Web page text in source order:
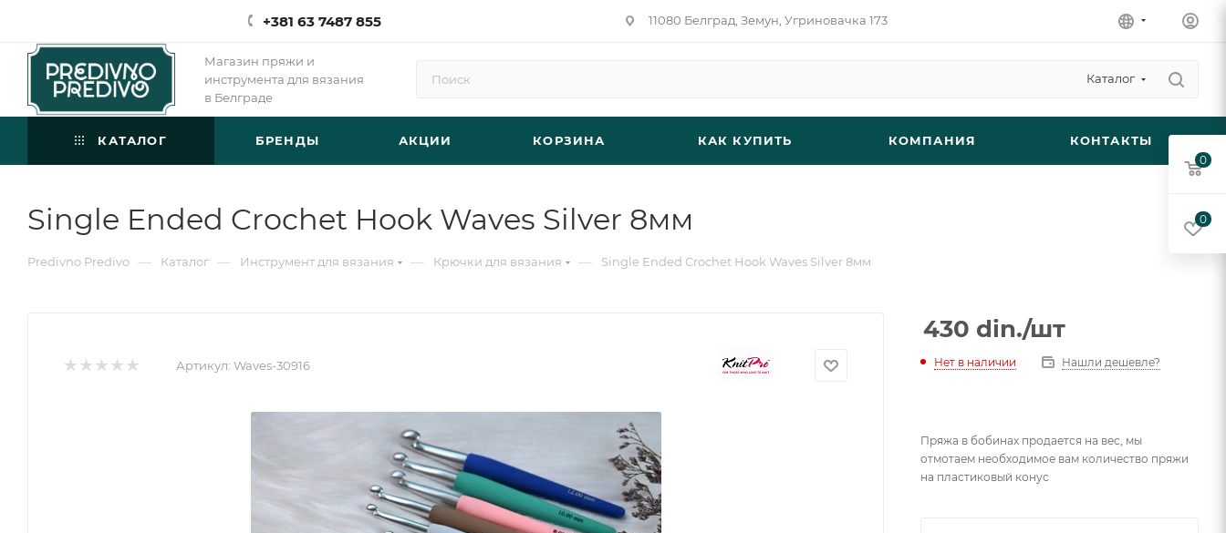
+381 63 7487 855 11080 Белград, Земун, Угриновачка 173
Магазин пряжи и
инструмента для вязания
в Белграде
Каталог
КАТАЛОГ БРЕНДЫ АКЦИИ КОРЗИНА КАК КУПИТЬ КОМПАНИЯ КОНТАКТЫ
Single Ended Crochet Hook Waves Silver 8мм
Predivno Predivo — Каталог — Инструмент для вязания — Крючки для вязания — Single Ended Crochet Hook Waves Silver 8мм
Артикул: Waves-30916
430 din./шт
Нет в наличии Нашли дешевле?
Пряжа в бобинах продается на вес, мы
отмотаем необходимое вам количество пряжи
на пластиковый конус
0
0